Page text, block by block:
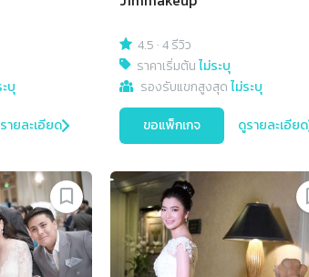
บุ
ายละเอียด
4.5 ·4 รีวิว
ราคาเริ่มต้นไม่ระบุ
รองรับแขกสูงสุดไม่ระบุ
ขอแพ็กเกจ ดูรายละเอียด